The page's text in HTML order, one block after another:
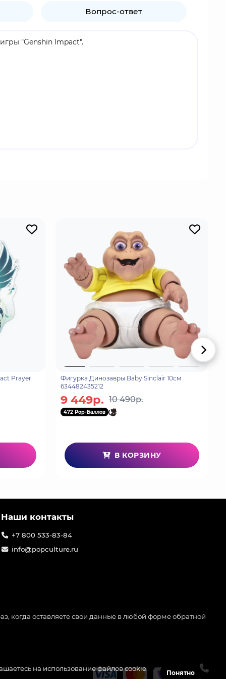
Вопрос-ответ
"Genshin Impact".
принять человеческий облик, чтобы
Prayer
Фигурка Динозавры Baby Sinclair 10см
634482435212
9 449р. 10 490р.
472 Pop-Баллов
В КОРЗИНУ
на использование файлов cookie.
Понятно
Наши контакты
+7 800 533-83-84
info@popculture.ru
когда оставляете свои данные в любой форме обратной